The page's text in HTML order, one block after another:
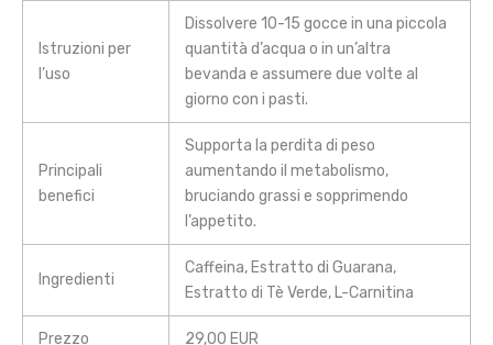
Istruzioni per
l’uso
Dissolvere 10-15 gocce in una piccola
quantità d’acqua o in un’altra
bevanda e assumere due volte al
giorno con i pasti.
Principali
benefici
Supporta la perdita di peso
aumentando il metabolismo,
bruciando grassi e sopprimendo
l’appetito.
Ingredienti
Caffeina, Estratto di Guarana,
Estratto di Tè Verde, L-Carnitina
Prezzo 29,00 EUR